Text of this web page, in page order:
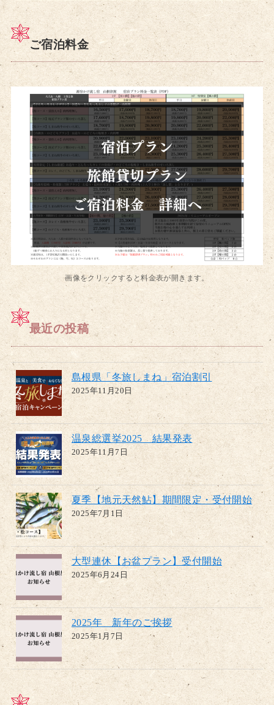
ご宿泊料金
画像をクリックすると料金表が開きます。
最近の投稿
島根県「冬旅しまね」宿泊割引
2025年11月20日
温泉総選挙2025 結果発表
2025年11月7日
夏季【地元天然鮎】期間限定・受付開始
2025年7月1日
大型連休【お盆プラン】受付開始
2025年6月24日
2025年 新年のご挨拶
2025年1月7日